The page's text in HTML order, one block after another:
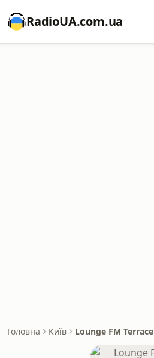
RadioUA.com.ua
Головна Київ Lounge FM Terrace